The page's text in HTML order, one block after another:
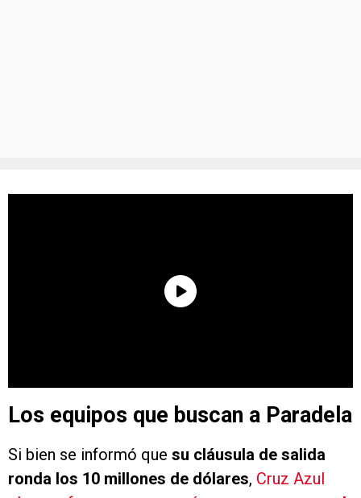
Los equipos que buscan a Paradela
Si bien se informó que su cláusula de salida
ronda los 10 millones de dólares, Cruz Azul